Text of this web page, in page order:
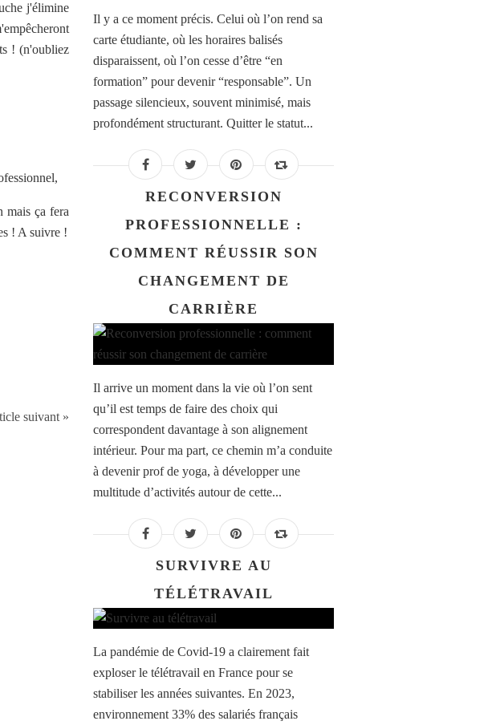
j'élimine
! (n'oubliez
mais ça fera
! A suivre !
suivant »
Il y a ce moment précis. Celui où l’on rend sa
carte étudiante, où les horaires balisés
disparaissent, où l’on cesse d’être “en
formation” pour devenir “responsable”. Un
passage silencieux, souvent minimisé, mais
profondément structurant. Quitter le statut...
RECONVERSION
PROFESSIONNELLE :
COMMENT RÉUSSIR SON
CHANGEMENT DE
CARRIÈRE
Il arrive un moment dans la vie où l’on sent
qu’il est temps de faire des choix qui
correspondent davantage à son alignement
intérieur. Pour ma part, ce chemin m’a conduite
à devenir prof de yoga, à développer une
multitude d’activités autour de cette...
SURVIVRE AU
TÉLÉTRAVAIL
La pandémie de Covid-19 a clairement fait
exploser le télétravail en France pour se
stabiliser les années suivantes. En 2023,
environnement 33% des salariés français